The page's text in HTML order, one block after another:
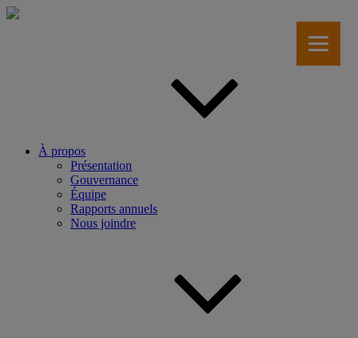
Aller
À propos
Présentation
Gouvernance
Équipe
Rapports annuels
Nous joindre